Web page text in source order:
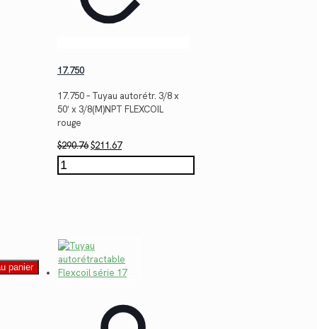
17.750
17.750 – Tuyau autorétr. 3/8 x
50′ x 3/8(M)NPT FLEXCOIL
rouge
$290.76Le
prix
initial
$211.67Le
prix
actuel
quantité
de
panier